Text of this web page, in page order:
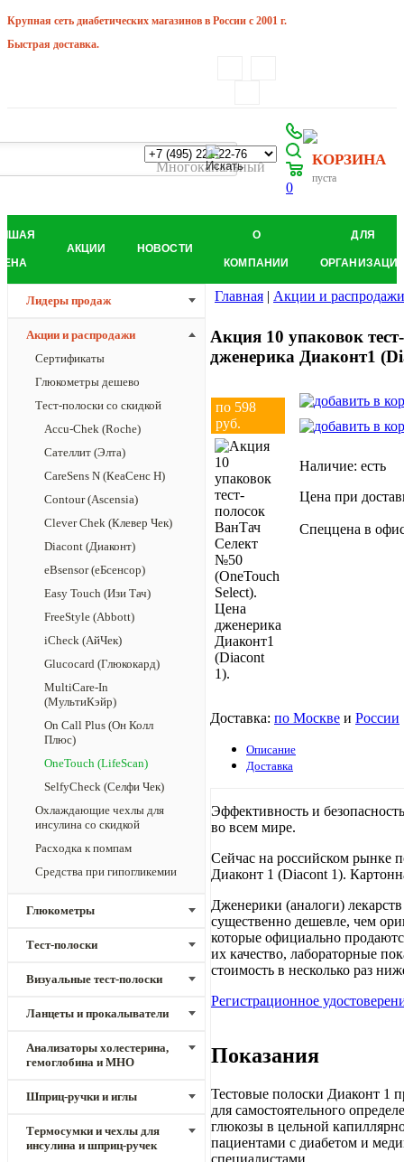
Крупная сеть диабетических магазинов в России с 2001 г.
Быстрая доставка.
Многоканальный
0
КОРЗИНА
пуста
АКЦИИ НОВОСТИ
О
КОМПАНИИ
ДЛЯ
Лидеры продаж
Акции и распродажи
Сертификаты
Глюкометры дешево
Тест-полоски со скидкой
Accu-Chek (Roche)
Сателлит (Элта)
CareSens N (КеаСенс Н)
Contour (Ascensia)
Clever Chek (Клевер Чек)
Diacont (Диаконт)
eBsensor (еБсенсор)
Easy Touch (Изи Тач)
FreeStyle (Abbott)
iCheck (АйЧек)
Glucocard (Глюкокард)
MultiCare-In
(МультиКэйр)
On Call Plus (Он Колл
Плюс)
OneTouch (LifeScan)
SelfyCheck (Селфи Чек)
Охлаждающие чехлы для
инсулина со скидкой
Расходка к помпам
Средства при гипогликемии
Глюкометры
Тест-полоски
Визуальные тест-полоски
Ланцеты и прокалыватели
Анализаторы холестерина,
гемоглобина и МНО
Шприц-ручки и иглы
Термосумки и чехлы для
инсулина и шприц-ручек
Главная | Акции и распродажи
Акция 10 упаковок
дженерика Диаконт1
по 598
руб.
Наличие: есть
Цена при
Спеццена в
Доставка: по Москве и России
Описание
Доставка
Эффективность и
во всем мире.
Сейчас на российском рынке
Диаконт 1 (Diacont 1).
Дженерики (аналоги)
существенно дешевле, чем
которые официально
их качество, лабораторные
стоимость в несколько раз
Регистрационное
Показания
Тестовые полоски Диаконт 1
для самостоятельного
глюкозы в цельной
пациентами с диабетом и
специалистами.